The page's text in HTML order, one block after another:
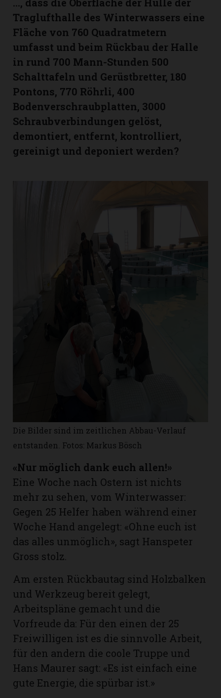
Traglufthalle des Winterwassers eine
Fläche von 760 Quadratmetern
umfasst und beim Rückbau der Halle
in rund 700 Mann-Stunden 500
Schalttafeln und Gerüstbretter, 180
Pontons, 770 Röhrli, 400
Bodenverschraubplatten, 3000
Schraubverbindungen gelöst,
demontiert, entfernt, kontrolliert,
gereinigt und deponiert werden?
Die Bilder sind im zeitlichen Abbau-Verlauf
entstanden. Fotos: Markus Bösch
«Nur möglich dank euch allen!»
Eine Woche nach Ostern ist nichts
mehr zu sehen, vom Winterwasser:
Gegen 25 Helfer haben während einer
Woche Hand angelegt: «Ohne euch ist
das alles unmöglich», sagt Hanspeter
Gross stolz.
Am ersten Rückbautag sind Holzbalken
und Werkzeug bereit gelegt,
Arbeitspläne gemacht und die
Vorfreude da: Für den einen der 25
Freiwilligen ist es die sinnvolle Arbeit,
für den andern die coole Truppe und
Hans Maurer sagt: «Es ist einfach eine
gute Energie, die spürbar ist.»